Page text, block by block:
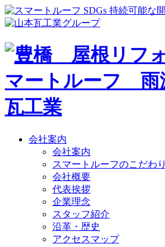
会社案内
会社案内
スマートルーフのこだわり
会社概要
代表挨拶
企業理念
スタッフ紹介
沿革・歴史
アクセスマップ